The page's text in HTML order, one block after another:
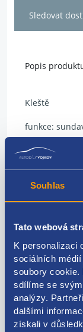
Souhlas
Tato webová
K personalizaci
sociálních
soubory cookie.
sdílíme se
analýzy.
dalšími
získali v
Sledovat
Popis
Kleště
funkce:
ŠKODA
8D0012244A
Použitelné pro
Škoda Citigo
Škoda Fabia I